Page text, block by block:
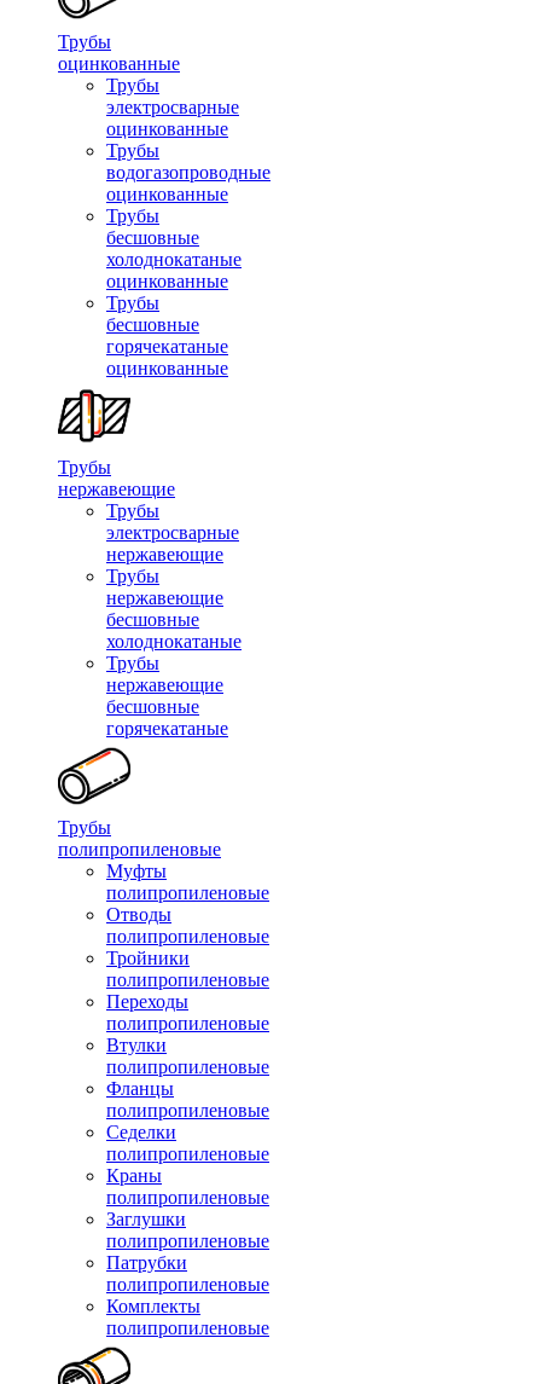
Трубы
оцинкованные
Трубы
электросварные
оцинкованные
Трубы
водогазопроводные
оцинкованные
Трубы
бесшовные
холоднокатаные
оцинкованные
Трубы
бесшовные
горячекатаные
оцинкованные
Трубы
нержавеющие
Трубы
электросварные
нержавеющие
Трубы
нержавеющие
бесшовные
холоднокатаные
Трубы
нержавеющие
бесшовные
горячекатаные
Трубы
полипропиленовые
Муфты
полипропиленовые
Отводы
полипропиленовые
Тройники
полипропиленовые
Переходы
полипропиленовые
Втулки
полипропиленовые
Фланцы
полипропиленовые
Седелки
полипропиленовые
Краны
полипропиленовые
Заглушки
полипропиленовые
Патрубки
полипропиленовые
Комплекты
полипропиленовые